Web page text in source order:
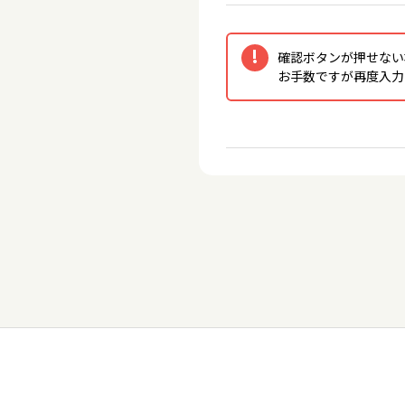
確認ボタンが押せな
お手数ですが再度入